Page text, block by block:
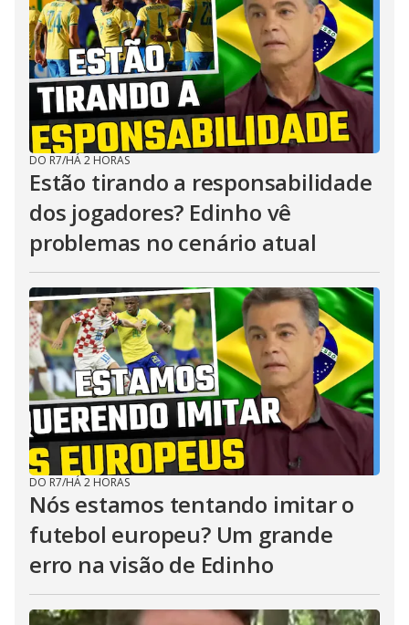
DO R7/HÁ 2 HORAS
Estão tirando a responsabilidade
dos jogadores? Edinho vê
problemas no cenário atual
DO R7/HÁ 2 HORAS
Nós estamos tentando imitar o
futebol europeu? Um grande
erro na visão de Edinho